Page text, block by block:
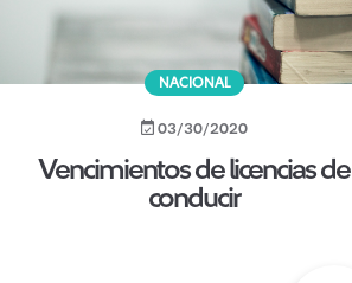
NACIONAL
03/30/2020
Vencimientos de licencias de
conducir